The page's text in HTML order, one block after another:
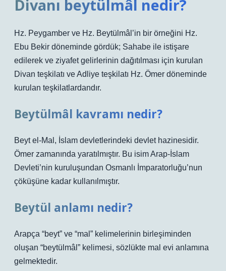
Divanı beytülmâl nedir?
Hz. Peygamber ve Hz. Beytülmâl’in bir örneğini Hz.
Ebu Bekir döneminde gördük; Sahabe ile istişare
edilerek ve ziyafet gelirlerinin dağıtılması için kurulan
Divan teşkilatı ve Adliye teşkilatı Hz. Ömer döneminde
kurulan teşkilatlardandır.
Beytülmâl kavramı nedir?
Beyt el-Mal, İslam devletlerindeki devlet hazinesidir.
Ömer zamanında yaratılmıştır. Bu isim Arap-İslam
Devleti’nin kuruluşundan Osmanlı İmparatorluğu’nun
çöküşüne kadar kullanılmıştır.
Beytül anlamı nedir?
Arapça “beyt” ve “mal” kelimelerinin birleşiminden
oluşan “beytülmâl” kelimesi, sözlükte mal evi anlamına
gelmektedir.